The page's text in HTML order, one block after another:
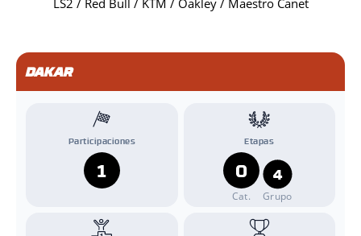
LS2 / Red Bull / KTM / Oakley / Maestro Canet
DAKAR
Participaciones
1
Etapas
0
Cat.
4
Grupo